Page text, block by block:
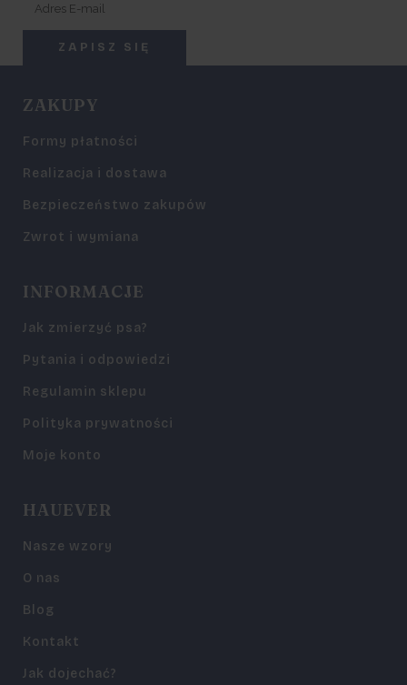
ZAKUPY
Formy płatności
Realizacja i dostawa
Bezpieczeństwo zakupów
Zwrot i wymiana
INFORMACJE
Jak zmierzyć psa?
Pytania i odpowiedzi
Regulamin sklepu
Polityka prywatności
Moje konto
HAUEVER
Nasze wzory
O nas
Blog
Kontakt
Jak dojechać?